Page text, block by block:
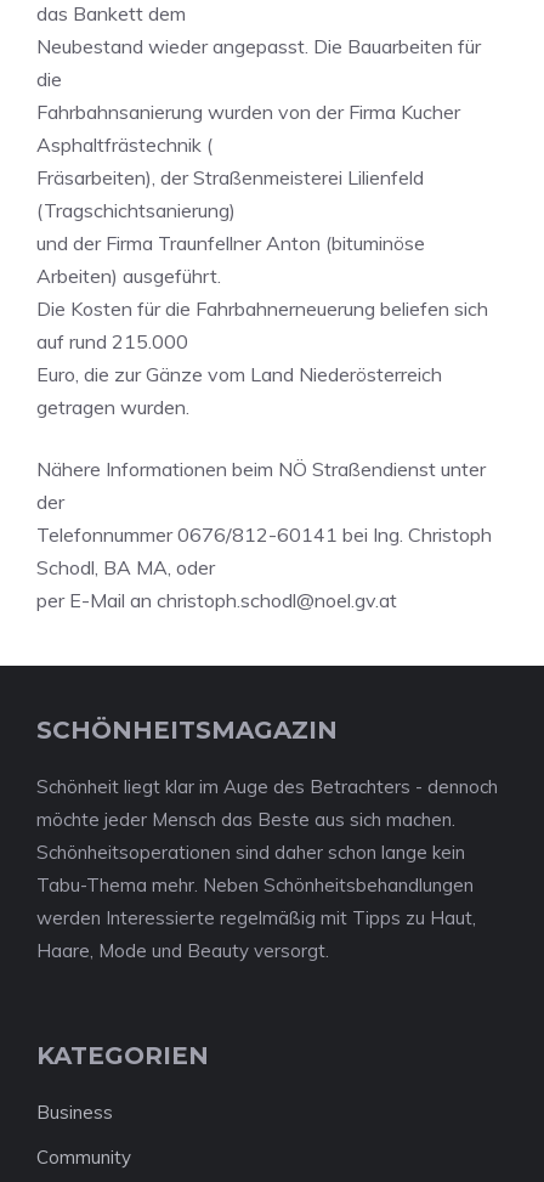
das Bankett dem
Neubestand wieder angepasst. Die Bauarbeiten für
die
Fahrbahnsanierung wurden von der Firma Kucher
Asphaltfrästechnik (
Fräsarbeiten), der Straßenmeisterei Lilienfeld
(Tragschichtsanierung)
und der Firma Traunfellner Anton (bituminöse
Arbeiten) ausgeführt.
Die Kosten für die Fahrbahnerneuerung beliefen sich
auf rund 215.000
Euro, die zur Gänze vom Land Niederösterreich
getragen wurden.
Nähere Informationen beim NÖ Straßendienst unter
der
Telefonnummer 0676/812-60141 bei Ing. Christoph
Schodl, BA MA, oder
per E-Mail an christoph.schodl@noel.gv.at
SCHÖNHEITSMAGAZIN
Schönheit liegt klar im Auge des Betrachters - dennoch
möchte jeder Mensch das Beste aus sich machen.
Schönheitsoperationen sind daher schon lange kein
Tabu-Thema mehr. Neben Schönheitsbehandlungen
werden Interessierte regelmäßig mit Tipps zu Haut,
Haare, Mode und Beauty versorgt.
KATEGORIEN
Business
Community